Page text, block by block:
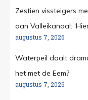
Zestien vissteigers
aan Valleikanaal:
augustus 7, 2026
Waterpeil daalt
het met de Eem?
augustus 7, 2026